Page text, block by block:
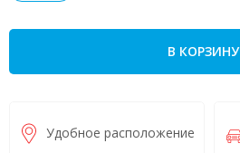
В КОРЗИНУ
Удобное расположение